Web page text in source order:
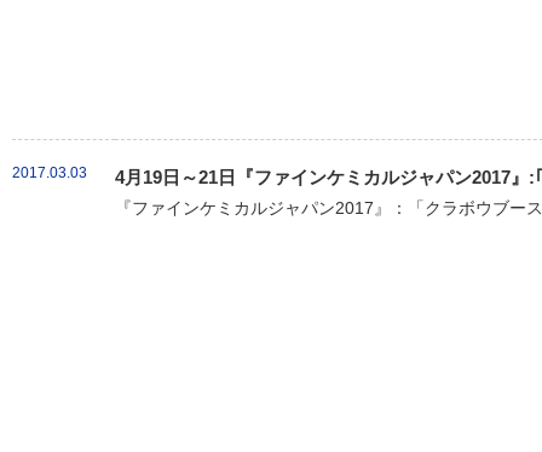
2017.03.03 4月19日～21日『ファインケミカルジャパン2017』
『ファインケミカルジャパン2017』：「クラボウブ